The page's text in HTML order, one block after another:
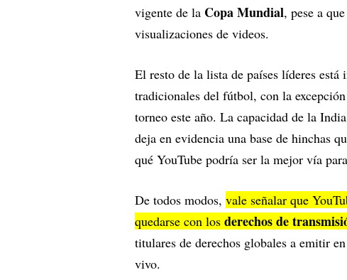
vigente de la Copa Mundial, pese a
visualizaciones de videos.
El resto de la lista de países líderes
tradicionales del fútbol, con la
torneo este año. La capacidad de la
deja en evidencia una base de hinchas
qué YouTube podría ser la mejor vía
De todos modos, vale señalar que
quedarse con los derechos de
titulares de derechos globales a emitir
vivo.